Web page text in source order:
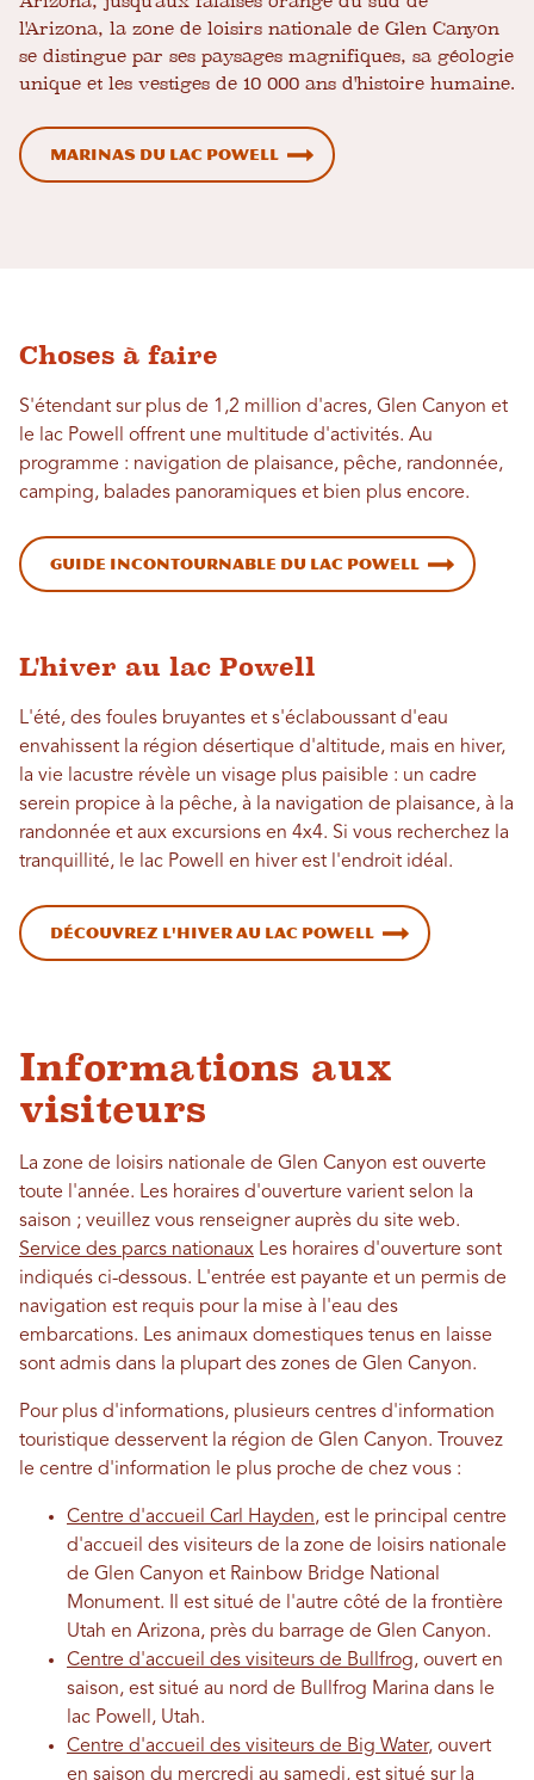
l'Arizona, la zone de loisirs nationale de Glen Canyon
se distingue par ses paysages magnifiques, sa géologie
unique et les vestiges de 10 000 ans d'histoire humaine.
Marinas du lac Powell
Choses à faire
S'étendant sur plus de 1,2 million d'acres, Glen Canyon et
le lac Powell offrent une multitude d'activités. Au
programme : navigation de plaisance, pêche, randonnée,
camping, balades panoramiques et bien plus encore.
Guide incontournable du lac Powell
L'hiver au lac Powell
L'été, des foules bruyantes et s'éclaboussant d'eau
envahissent la région désertique d'altitude, mais en hiver,
la vie lacustre révèle un visage plus paisible : un cadre
serein propice à la pêche, à la navigation de plaisance, à la
randonnée et aux excursions en 4x4. Si vous recherchez la
tranquillité, le lac Powell en hiver est l'endroit idéal.
Découvrez l'hiver au lac Powell
Informations aux
visiteurs
La zone de loisirs nationale de Glen Canyon est ouverte
toute l'année. Les horaires d'ouverture varient selon la
saison ; veuillez vous renseigner auprès du site web.
Service des parcs nationaux Les horaires d'ouverture sont
indiqués ci-dessous. L'entrée est payante et un permis de
navigation est requis pour la mise à l'eau des
embarcations. Les animaux domestiques tenus en laisse
sont admis dans la plupart des zones de Glen Canyon.
Pour plus d'informations, plusieurs centres d'information
touristique desservent la région de Glen Canyon. Trouvez
le centre d'information le plus proche de chez vous :
Centre d'accueil Carl Hayden, est le principal centre
d'accueil des visiteurs de la zone de loisirs nationale
de Glen Canyon et Rainbow Bridge National
Monument. Il est situé de l'autre côté de la frontière
Utah en Arizona, près du barrage de Glen Canyon.
Centre d'accueil des visiteurs de Bullfrog, ouvert en
saison, est situé au nord de Bullfrog Marina dans le
lac Powell, Utah.
Centre d'accueil des visiteurs de Big Water, ouvert
en saison du mercredi au samedi, est situé sur la